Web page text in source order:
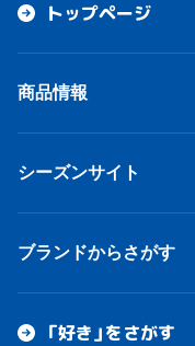
トップページ
商品情報
シーズンサイト
ブランドからさがす
「好き」をさがす